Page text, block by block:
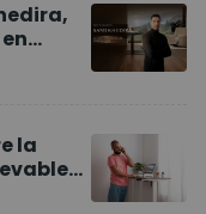
la